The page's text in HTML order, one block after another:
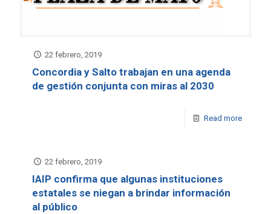
22 febrero, 2019
Concordia y Salto trabajan en una agenda
de gestión conjunta con miras al 2030
Read more
22 febrero, 2019
IAIP confirma que algunas instituciones
estatales se niegan a brindar información
al público